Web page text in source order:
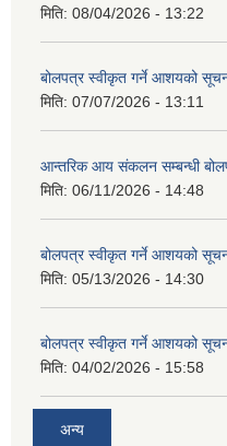
मिति: 08/04/2026 - 13:22
बोलपत्र स्वीकृत गर्ने आशयको
मिति: 07/07/2026 - 13:11
आन्तरिक आय संकलन सम्बन्धी
मिति: 06/11/2026 - 14:48
बोलपत्र स्वीकृत गर्ने आशयको
मिति: 05/13/2026 - 14:30
बोलपत्र स्वीकृत गर्ने आशयको
मिति: 04/02/2026 - 15:58
अन्य